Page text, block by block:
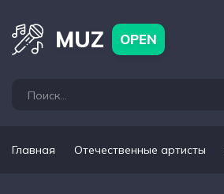
MUZ OPEN
Главная Отечественные артисты
артисты Популярные подборки